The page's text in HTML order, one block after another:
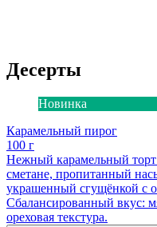
Десерты
Новинка
Карамельный пирог
100 г
Нежный карамельный
сметане, пропитанный
украшенный сгущёнкой с
Сбалансированный вкус:
ореховая текстура.